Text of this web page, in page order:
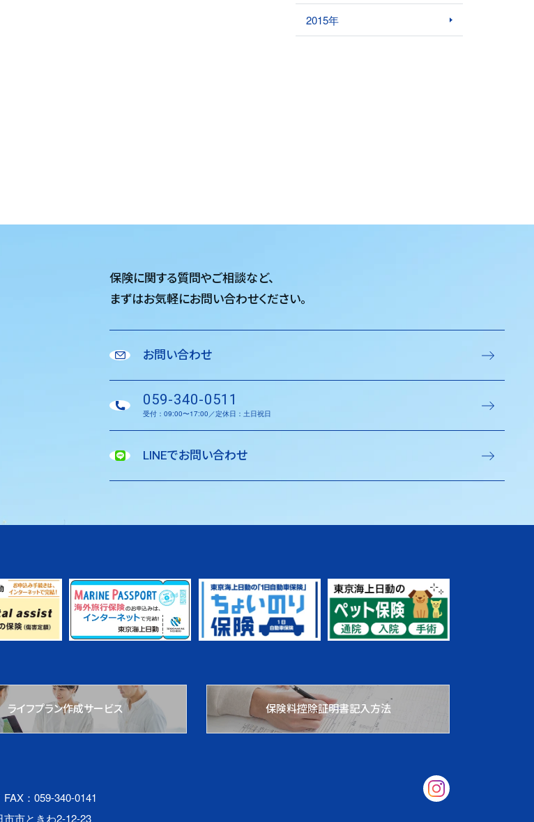
2015年
保険に関する質問やご相談など、
まずはお気軽にお問い合わせください。
お問い合わせ
059-340-0511
受付：09:00〜17:00／定休日：土日祝日
LINEでお問い合わせ
ライフプラン作成サービス 保険料控除証明書記入方法
FAX：059-340-0141
市市ときわ2-12-23